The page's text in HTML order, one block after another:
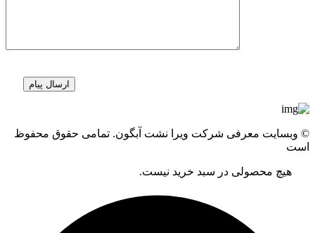
© وبسایت معرفی شرکت ویرا نشت آبگون. تمامی حقوق محفوظ
است
هیچ محصولی در سبد خرید نیست.